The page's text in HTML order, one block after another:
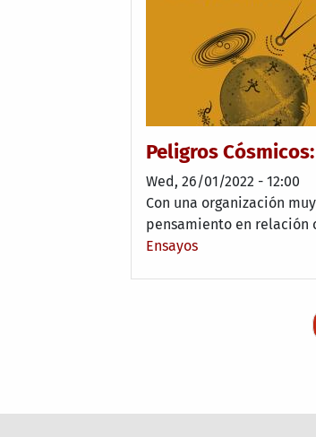
Peligros
Wed, 26/01/2022 - 12:00
Con una organización
pensamiento en relación
Ensayos